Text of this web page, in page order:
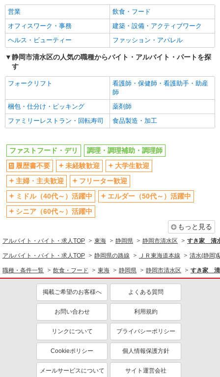
交通費支給
社会保険あり
まかない・食事補助
社員登用あり
営業
飲食・フード
オフィスワーク・事務
建築・設備・アクティブワーク
ヘルス・ビューティー
ファッション・アパレル
静岡市清水区の人気の職種からバイト・アルバイト・パートを探
す
フォークリフト
看護師・保健師・看護助手・助産
師
梱包・仕分け・ピッキング
薬剤師
ファミリーレストラン・回転寿司
食品製造・加工
ファストフード・デリ
調理・調理補助・調理師
履歴書不要
未経験歓迎
大学生歓迎
主婦・主夫歓迎
フリーター歓迎
ミドル（40代～）活躍中
エルダー（50代～）活躍中
シニア（60代～）活躍中
もっと見る
アルバイト・バイト・求人TOP 東海 静岡県 静岡市清水区 すき家 清
アルバイト・バイト・求人TOP 静岡県の路線 ＪＲ東海道本線 清水(静岡)
職種・条件一覧 飲食・フード 東海 静岡県 静岡市清水区 すき家 清
掲載ご希望のお客様へ よくある質問
お問い合わせ 利用規約
リンクについて プライバシーポリシー
Cookieポリシー 個人情報保護方針
メールサービスについて サイト運営会社